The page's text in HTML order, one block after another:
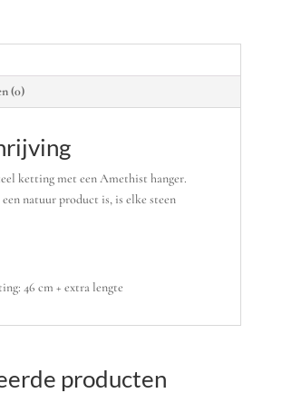
(0)
ketting met een Amethist hanger.
natuur product is, is elke steen
46 cm + extra lengte
producten